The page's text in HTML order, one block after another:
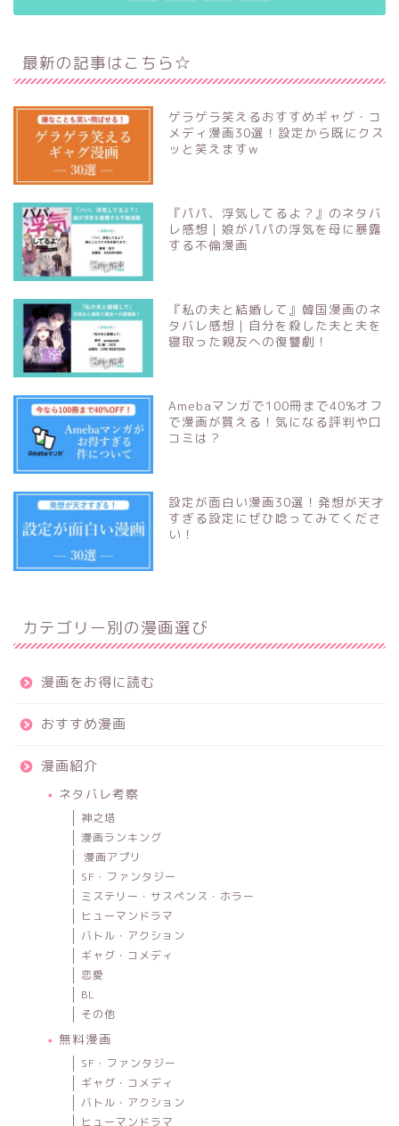
最新の記事はこちら☆
ゲラゲラ笑えるおすすめギャグ・コ
メディ漫画30選！設定から既にクス
ッと笑えますw
『パパ、浮気してるよ？』のネタバ
レ感想｜娘がパパの浮気を母に暴露
する不倫漫画
『私の夫と結婚して』韓国漫画のネ
タバレ感想｜自分を殺した夫と夫を
寝取った親友への復讐劇！
Amebaマンガで100冊まで40%オフ
で漫画が買える！気になる評判や口
コミは？
設定が面白い漫画30選！発想が天才
すぎる設定にぜひ唸ってみてくださ
い！
カテゴリー別の漫画選び
漫画をお得に読む
おすすめ漫画
漫画紹介
ネタバレ考察
神之塔
漫画ランキング
漫画アプリ
SF・ファンタジー
ミステリー・サスペンス・ホラー
ヒューマンドラマ
バトル・アクション
ギャグ・コメディ
恋愛
BL
その他
無料漫画
SF・ファンタジー
ギャグ・コメディ
バトル・アクション
ヒューマンドラマ